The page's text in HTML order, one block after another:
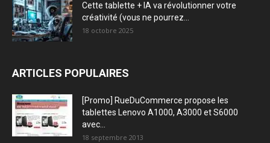
Cette tablette + IA va révolutionner votre
créativité (vous ne pourrez...
18 octobre 2025
ARTICLES POPULAIRES
[Promo] RueDuCommerce propose les
tablettes Lenovo A1000, A3000 et S6000
avec...
18 septembre 2013